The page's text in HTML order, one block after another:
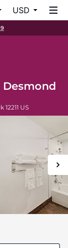
USD
Desmond
12211 US